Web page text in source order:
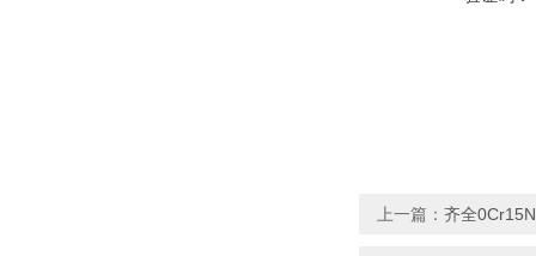
上一篇： 齐全